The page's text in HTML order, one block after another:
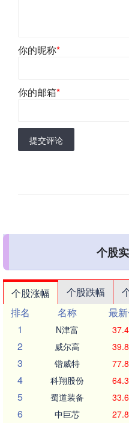
你的昵称*
你的邮箱*
提交评论
个股
个股涨幅 个股跌幅
排名
名称 最
1
N津富
2 威尔高
3 锴威特
4 科翔股份
5 蜀道装备
6 中巨芯